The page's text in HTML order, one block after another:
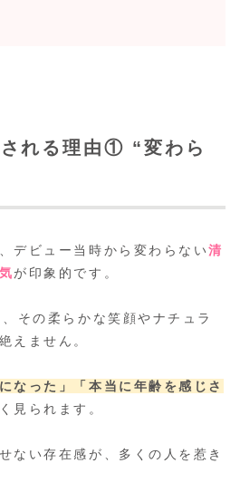
れる理由① “変わら
デビュー当時から変わらない清
が印象的です。
その柔らかな笑顔やナチュラ
えません。
なった」
「本当に年齢を感じさ
見られます。
ない存在感が、多くの人を惹き